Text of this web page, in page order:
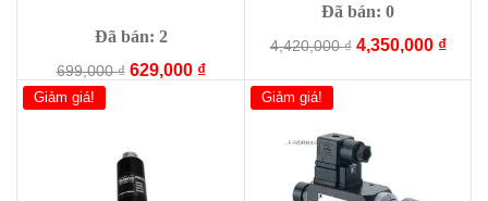
Đã bán: 2
699,000₫ Giá
629,000 ₫Giá
Đã bán: 0
4,420,000₫ Giá
4,350,000 ₫Giá
Giảm giá! Giảm giá!